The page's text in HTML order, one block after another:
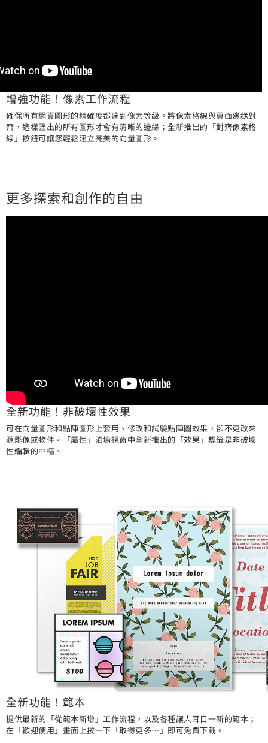
增強功能！像素工作流程
確保所有網頁圖形的精確度都達到像素等級。將像素格線與頁面邊緣對
齊，這樣匯出的所有圖形才會有清晰的邊緣；全新推出的「對齊像素格
線」按鈕可讓您輕鬆建立完美的向量圖形。
更多探索和創作的自由
全新功能！非破壞性效果
可在向量圖形和點陣圖形上套用、修改和試驗點陣圖效果，卻不更改來
源影像或物件。「屬性」泊塢視窗中全新推出的「效果」標籤是非破壞
性編輯的中樞。
全新功能！範本
提供最新的「從範本新增」工作流程，以及各種讓人耳目一新的範本；
在「歡迎使用」畫面上按一下「取得更多…」即可免費下載。